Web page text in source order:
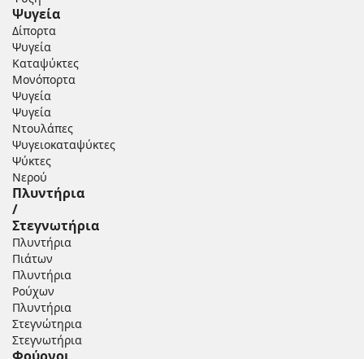
Ψυγεία
Δίπορτα
Ψυγεία
Καταψύκτες
Μονόπορτα
Ψυγεία
Ψυγεία
Ντουλάπες
Ψυγειοκαταψύκτες
Ψύκτες
Νερού
Πλυντήρια
/
Στεγνωτήρια
Πλυντήρια
Πιάτων
Πλυντήρια
Ρούχων
Πλυντήρια
Στεγνώτηρια
Στεγνωτήρια